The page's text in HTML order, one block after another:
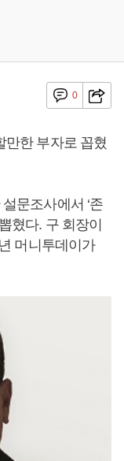
0
만한 부자로 꼽혔
문조사에서 ‘존
혔다. 구 회장이
머니투데이가